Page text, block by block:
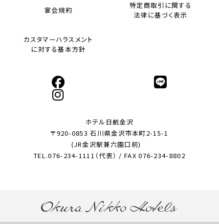
宴会規約
特定商取引に関する
法律に基づく表示
カスタマーハラスメント
に対する基本方針
ホテル日航金沢
〒920-0853 石川県金沢市本町2-15-1
(JR金沢駅兼六園口前)
TEL.076-234-1111（代表） / FAX 076-234-8802